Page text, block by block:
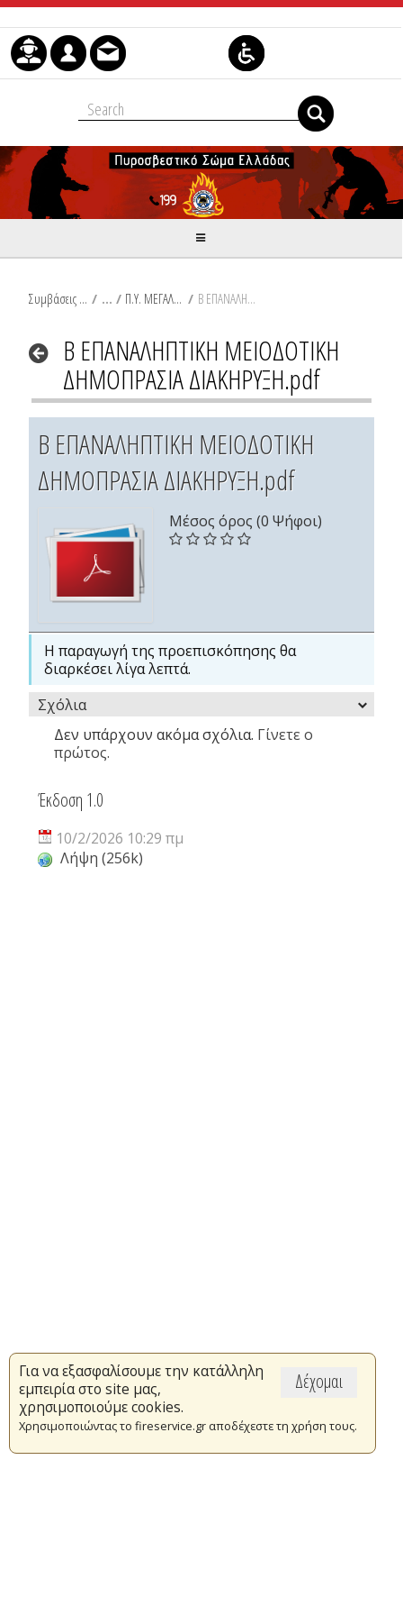
Μετάβαση στο περιεχόμενο
Συμβάσεις Διαβουλεύσεις Διαγωνισμοί / Π.Υ. ΜΕΓΑΛΟΠΟΛΗΣ / Β ΕΠΑΝΑΛΗΠΤΙΚΗ ΜΕΙΟΔΟΤΙΚΗ ΔΗΜΟΠΡΑΣΙΑ ΔΙΑΚΗΡΥΞΗ.pdf
Β ΕΠΑΝΑΛΗΠΤΙΚΗ ΜΕΙΟΔΟΤΙΚΗ
ΔΗΜΟΠΡΑΣΙΑ ΔΙΑΚΗΡΥΞΗ.pdf
Β ΕΠΑΝΑΛΗΠΤΙΚΗ ΜΕΙΟΔΟΤΙΚΗ
ΔΗΜΟΠΡΑΣΙΑ ΔΙΑΚΗΡΥΞΗ.pdf
Μέσος όρος (0 Ψήφοι)
Η παραγωγή της προεπισκόπησης θα
διαρκέσει λίγα λεπτά.
Σχόλια
Δεν υπάρχουν ακόμα σχόλια. Γίνετε ο
πρώτος.
Έκδοση 1.0
10/2/2026 10:29 πμ
Λήψη (256k)
Δέχομαι
Για να εξασφαλίσουμε την κατάλληλη
εμπειρία στο site μας,
χρησιμοποιούμε cookies.
Χρησιμοποιώντας το fireservice.gr αποδέχεστε τη χρήση τους.